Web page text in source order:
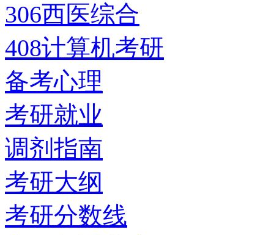
306西医综合
408计算机考研
备考心理
考研就业
调剂指南
考研大纲
考研分数线